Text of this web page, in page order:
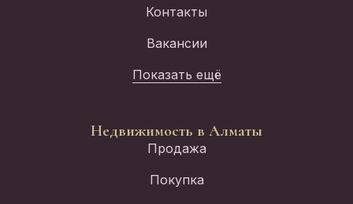
Контакты
Вакансии
Показать ещё
Недвижимость в Алматы
Продажа
Покупка